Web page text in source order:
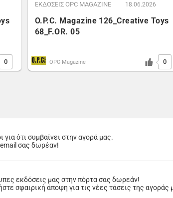
0
ΕΚΔΟΣΕΙΣ OPC MAGAZINE 18.06.2026
O.P.C. Magazine 126_Creative Toys
68_F.OR. 05
OPC Magazine 0
ότι συμβαίνει στην αγορά μας.
σας δωρέαν!
εκδόσεις μας στην πόρτα σας δωρεάν!
σφαιρική άποψη για τις νέες τάσεις της αγοράς